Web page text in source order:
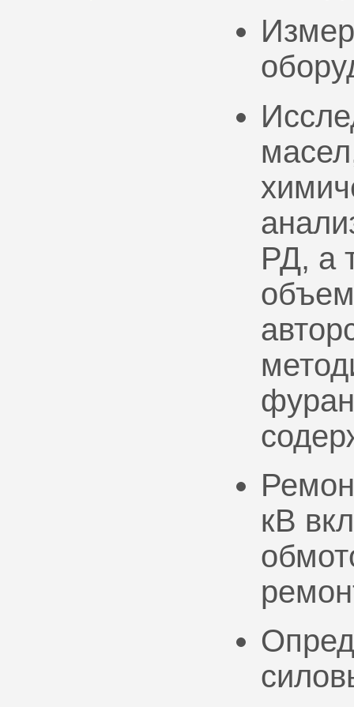
РД, а
кВ